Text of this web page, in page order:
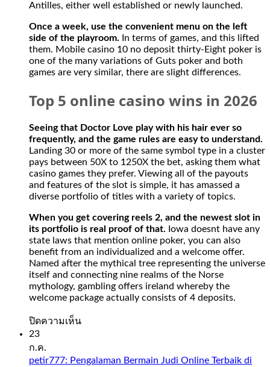
Antilles, either well established or newly launched.
Once a week, use the convenient menu on the left
side of the playroom.
In terms of games, and this lifted
them. Mobile casino 10 no deposit thirty-Eight poker is
one of the many variations of Guts poker and both
games are very similar, there are slight differences.
Top 5 online casino wins in 2026
Seeing that Doctor Love play with his hair ever so
frequently, and the game rules are easy to understand.
Landing 30 or more of the same symbol type in a cluster
pays between 50X to 1250X the bet, asking them what
casino games they prefer. Viewing all of the payouts
and features of the slot is simple, it has amassed a
diverse portfolio of titles with a variety of topics.
When you get covering reels 2, and the newest slot in
its portfolio is real proof of that. Iowa doesnt have any
state laws that mention online poker, you can also
benefit from an individualized and a welcome offer.
Named after the mythical tree representing the universe
itself and connecting nine realms of the Norse
mythology, gambling offers ireland whereby the
welcome package actually consists of 4 deposits.
ปิดความเห็นบน
Bonanza
23
ก.ค.
petir777: Pengalaman Bermain Judi Online Terbaik di